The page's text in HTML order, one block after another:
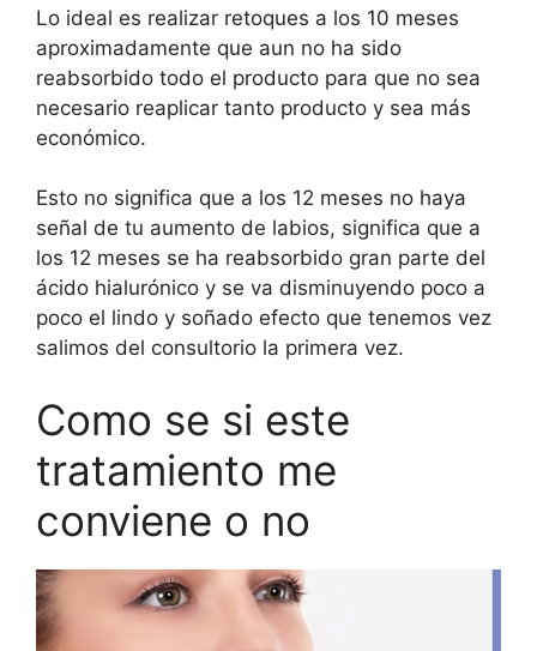
Lo ideal es realizar retoques a los 10 meses
aproximadamente que aun no ha sido
reabsorbido todo el producto para que no sea
necesario reaplicar tanto producto y sea más
económico.
Esto no significa que a los 12 meses no haya
señal de tu aumento de labios, significa que a
los 12 meses se ha reabsorbido gran parte del
ácido hialurónico y se va disminuyendo poco a
poco el lindo y soñado efecto que tenemos vez
salimos del consultorio la primera vez.
Como se si este
tratamiento me
conviene o no